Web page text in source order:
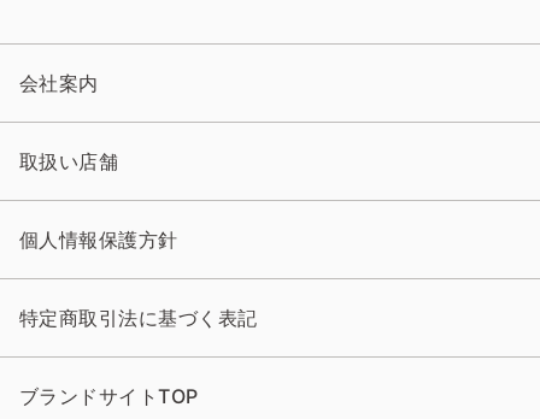
会社案内
取扱い店舗
個人情報保護方針
特定商取引法に基づく表記
ブランドサイトTOP